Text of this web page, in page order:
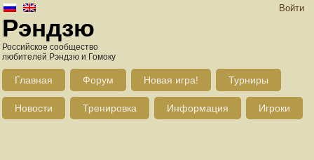
Войти
Рэндзю
Российское сообщество
любителей Рэндзю и Гомоку
Главная Форум Новая игра! Турниры
Новости Тренировка Информация Игроки